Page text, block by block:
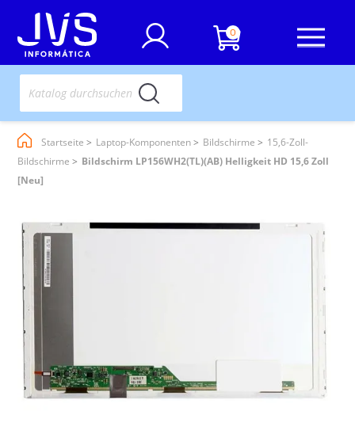
0
Startseite Laptop-Komponenten Bildschirme
15,6-Zoll-
Bildschirme
Bildschirm LP156WH2(TL)(AB) Helligkeit HD 15,6 Zoll
[Neu]